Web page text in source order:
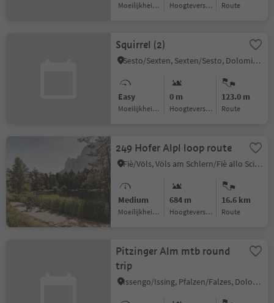
Moeilijkheidsgraad Hoogteverschil Route
Squirrel (2)
Sesto/Sexten, Sexten/Sesto, Dolomites Region 3 Zinnen
Easy
Moeilijkheidsgraad
0 m
Hoogteverschil
123.0 m
Route
249 Hofer Alpl loop route
Fiè/Völs, Völs am Schlern/Fiè allo Sciliar, Dolomites Region Seiser Alm
Medium
Moeilijkheidsgraad
684 m
Hoogteverschil
16.6 km
Route
Pitzinger Alm mtb round
trip
Issengo/Issing, Pfalzen/Falzes, Dolomites Region Kronplatz/Plan de Corones